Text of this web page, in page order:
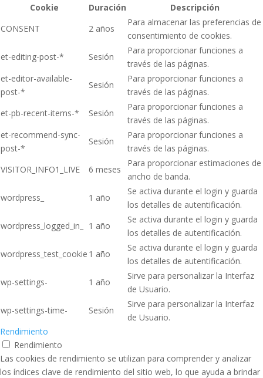
Cookie
Duración
Descripción
CONSENT
2 años
Para almacenar las preferencias de
consentimiento de cookies.
et-editing-post-*
Sesión
Para proporcionar funciones a
través de las páginas.
et-editor-available-
post-*
Sesión
Para proporcionar funciones a
través de las páginas.
et-pb-recent-items-*
Sesión
Para proporcionar funciones a
través de las páginas.
et-recommend-sync-
post-*
Sesión
Para proporcionar funciones a
través de las páginas.
VISITOR_INFO1_LIVE
6 meses
Para proporcionar estimaciones de
ancho de banda.
wordpress_
1 año
Se activa durante el login y guarda
los detalles de autentificación.
wordpress_logged_in_
1 año
Se activa durante el login y guarda
los detalles de autentificación.
wordpress_test_cookie 1 año
Se activa durante el login y guarda
los detalles de autentificación.
wp-settings-
1 año
Sirve para personalizar la Interfaz
de Usuario.
wp-settings-time-
Sesión
Sirve para personalizar la Interfaz
de Usuario.
Rendimiento
Rendimiento
Las cookies de rendimiento se utilizan para comprender y analizar
los índices clave de rendimiento del sitio web, lo que ayuda a brindar